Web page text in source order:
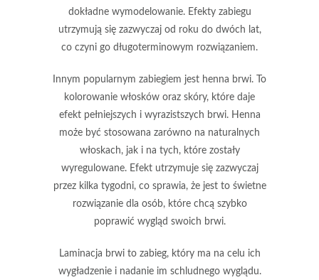
dokładne wymodelowanie. Efekty zabiegu
utrzymują się zazwyczaj od roku do dwóch lat,
co czyni go długoterminowym rozwiązaniem.
Innym popularnym zabiegiem jest henna brwi. To
kolorowanie włosków oraz skóry, które daje
efekt pełniejszych i wyrazistszych brwi. Henna
może być stosowana zarówno na naturalnych
włoskach, jak i na tych, które zostały
wyregulowane. Efekt utrzymuje się zazwyczaj
przez kilka tygodni, co sprawia, że jest to świetne
rozwiązanie dla osób, które chcą szybko
poprawić wygląd swoich brwi.
Laminacja brwito zabieg, który ma na celu ich
wygładzenie i nadanie im schludnego wyglądu.